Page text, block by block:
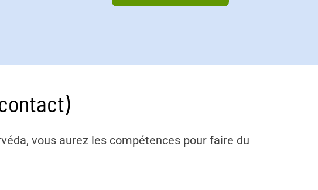
vous aurez les compétences pour faire du